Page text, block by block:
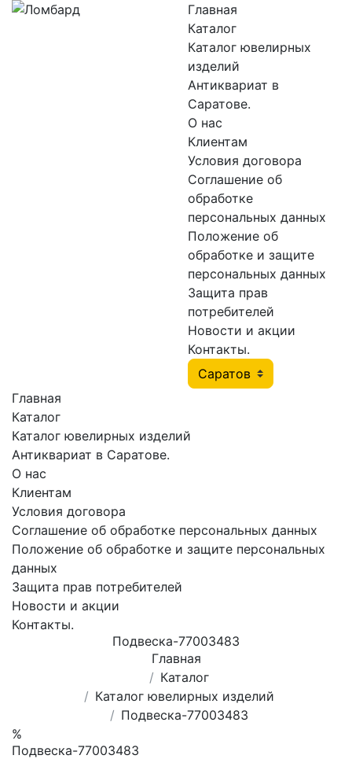
Главная
Каталог
Каталог ювелирных
изделий
Антиквариат в
Саратове.
О нас
Клиентам
Условия договора
Соглашение об
обработке
персональных данных
Положение об
обработке и защите
персональных данных
Защита прав
потребителей
Новости и акции
Контакты.
Главная
Каталог
Каталог ювелирных изделий
Антиквариат в Саратове.
О нас
Клиентам
Условия договора
Соглашение об обработке персональных данных
Положение об обработке и защите персональных
данных
Защита прав потребителей
Новости и акции
Контакты.
Подвеска-77003483
Главная
Каталог
Каталог ювелирных изделий
Подвеска-77003483
%
Подвеска-77003483